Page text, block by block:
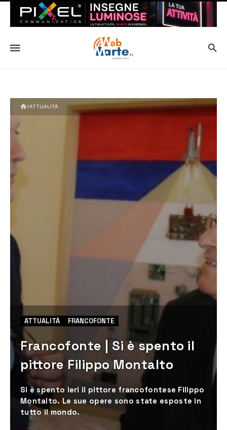
ATTUALITÀ
ATTUALITÀ FRANCOFONTE
Francofonte | Si è spento il
pittore Filippo Montalto
Si è spento ieri il pittore francofontese Filippo
Montalto. Le sue opere sono state esposte in
tutto il mondo.